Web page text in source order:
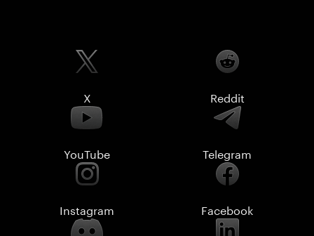
X Reddit
YouTube Telegram
Instagram Facebook